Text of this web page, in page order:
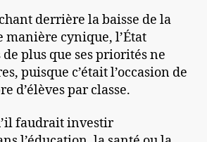
derrière la baisse de la
manière cynique, l’État
plus que ses priorités ne
puisque c’était l’occasion de
d’élèves par classe.
investir